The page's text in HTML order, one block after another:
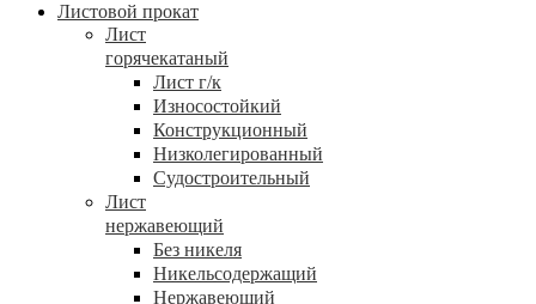
Листовой прокат
Лист
горячекатаный
Лист г/к
Износостойкий
Конструкционный
Низколегированный
Судостроительный
Лист
нержавеющий
Без никеля
Никельсодержащий
Нержавеющий